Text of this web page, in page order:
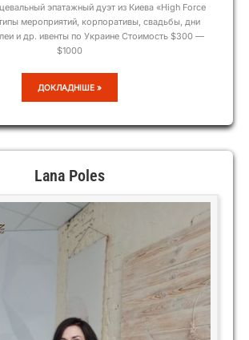
эпатажный дуэт из Киева «High Force
мероприятий, корпоративы, свадьбы, дни
и др. ивенты по Украине Стоимость $300 —
$1000
HIGH
ДОКЛАДНІШЕ »
Lana Poles